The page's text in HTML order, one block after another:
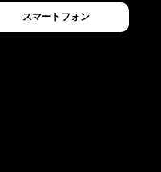
スマートフォン